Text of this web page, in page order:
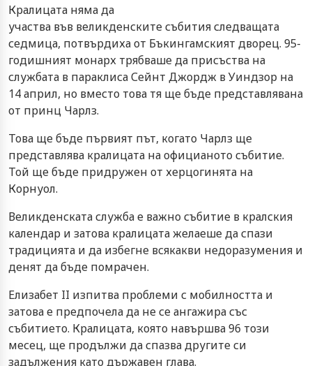
Кралицата няма да
участва във великденските събития следващата
седмица, потвърдиха от Бъкингамският дворец. 95-
годишният монарх трябваше да присъства на
службата в параклиса Сейнт Джордж в Уиндзор на
14 април, но вместо това тя ще бъде представлявана
от принц Чарлз.
Това ще бъде първият път, когато Чарлз ще
представлява кралицата на официаното събитие.
Той ще бъде придружен от херцогинята на
Корнуол.
Великденската служба е важно събитие в кралския
календар и затова кралицата желаеше да спази
традицията и да избегне всякакви недоразумения и
денят да бъде помрачен.
Елизабет II изпитва проблеми с мобилността и
затова е предпочела да не се ангажира със
събитието. Кралицата, която навършва 96 този
месец, ще продължи да спазва другите си
задължения като държавен глава.